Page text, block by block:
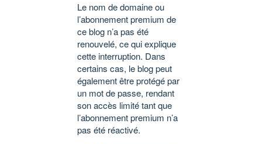
Le nom de domaine ou
l’abonnement premium de
ce blog n’a pas été
renouvelé, ce qui explique
cette interruption. Dans
certains cas, le blog peut
également être protégé par
un mot de passe, rendant
son accès limité tant que
l’abonnement premium n’a
pas été réactivé.